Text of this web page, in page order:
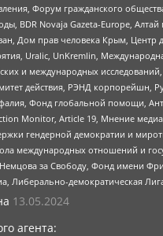
Форум гражданского
BDR Novaja Gazeta-Europe,
Дом прав человека Крым,
Uralic, UnKremlin,
и международных
действия, РЭНД корпорейшн,
Фонд глобальной помощи,
Monitor, Article 19, Мнение
гендерной демократии и
международных отношений и
за Свободу, Фонд имени
Либерально-демократическая
13.05.2024
агента: